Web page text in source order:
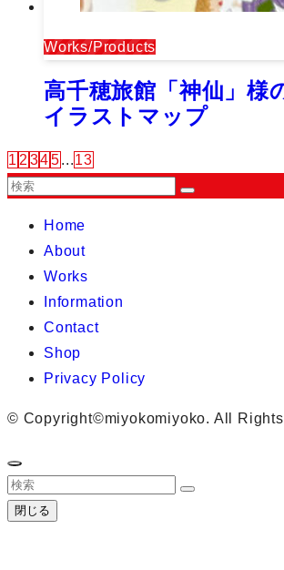
Works/Products
高千穂旅館「神仙」様
イラストマップ
1 2 345...13
Home
About
Works
Information
Contact
Shop
Privacy Policy
© Copyright©miyokomiyoko. All
閉じる